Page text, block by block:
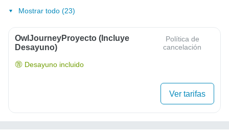
Mostrar todo (23)
OwlJourneyProyecto (Incluye
Desayuno)
Política de
cancelación
Desayuno incluido
Ver tarifas